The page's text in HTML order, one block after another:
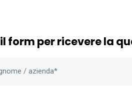
form per ricevere la